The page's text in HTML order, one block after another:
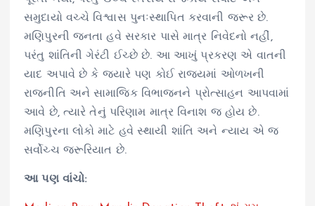
સમુદાયો વચ્ચે વિશ્વાસ પુનઃસ્થાપિત કરવાની જરૂર છે.
મણિપુરની જનતા હવે સરકાર પાસે માત્ર નિવેદનો નહીં,
પરંતુ શાંતિની ગેરંટી ઈચ્છે છે. આ આખું પ્રકરણ એ વાતની
યાદ અપાવે છે કે જ્યારે પણ કોઈ રાજ્યમાં ઓળખની
રાજનીતિ અને સામાજિક વિભાજનને પ્રોત્સાહન આપવામાં
આવે છે, ત્યારે તેનું પરિણામ માત્ર વિનાશ જ હોય છે.
મણિપુરના લોકો માટે હવે સ્થાયી શાંતિ અને ન્યાય એ જ
સર્વોચ્ચ જરૂરિયાત છે.
આ પણ વાંચો: